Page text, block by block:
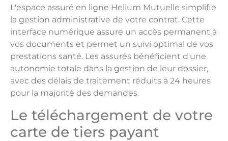
L'espace assuré en ligne Helium Mutuelle simplifie
la gestion administrative de votre contrat. Cette
interface numérique assure un accès permanent à
vos documents et permet un suivi optimal de vos
prestations santé. Les assurés bénéficient d'une
autonomie totale dans la gestion de leur dossier,
avec des délais de traitement réduits à 24 heures
pour la majorité des demandes.
Le téléchargement de votre
carte de tiers payant